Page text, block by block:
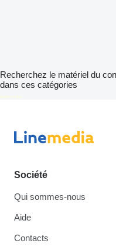
Recherchez le matériel du
dans ces catégories
disallow-in-dsa
Société
Qui sommes-nous
Aide
Contacts